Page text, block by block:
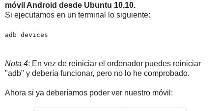
móvil Android desde Ubuntu 10.10.
Si ejecutamos en un terminal lo siguiente:
adb devices
Nota 4: En vez de reiniciar el ordenador puedes reiniciar
"adb" y debería funcionar, pero no lo he comprobado.
Ahora si ya deberíamos poder ver nuestro móvil: